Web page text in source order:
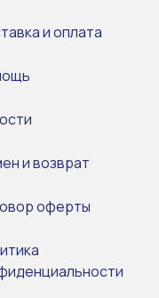
и оплата
и возврат
оферты